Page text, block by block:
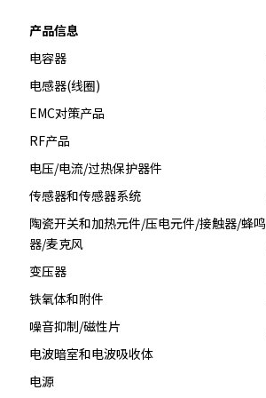
产品信息
电容器
电感器(线圈)
EMC对策产品
RF产品
电压/电流/过热保护器件
传感器和传感器系统
陶瓷开关和加热元件/压电元件/接触器/蜂鸣
器/麦克风
变压器
铁氧体和附件
噪音抑制/磁性片
电波暗室和电波吸收体
电源